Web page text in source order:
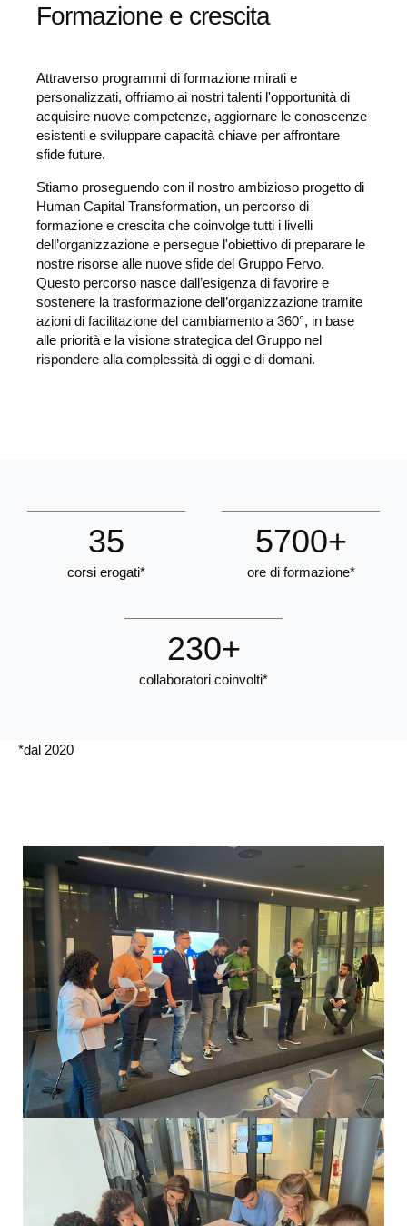
Formazione e crescita
Attraverso programmi di formazione mirati e
personalizzati, offriamo ai nostri talenti l'opportunità di
acquisire nuove competenze, aggiornare le conoscenze
esistenti e sviluppare capacità chiave per affrontare
sfide future.
Stiamo proseguendo con il nostro ambizioso progetto di
Human Capital Transformation, un percorso di
formazione e crescita che coinvolge tutti i livelli
dell’organizzazione e persegue l'obiettivo di preparare le
nostre risorse alle nuove sfide del Gruppo Fervo.
Questo percorso nasce dall’esigenza di favorire e
sostenere la trasformazione dell’organizzazione tramite
azioni di facilitazione del cambiamento a 360°, in base
alle priorità e la visione strategica del Gruppo nel
rispondere alla complessità di oggi e di domani.
35
corsi erogati*
5700+
ore di formazione*
230+
collaboratori coinvolti*
*dal 2020